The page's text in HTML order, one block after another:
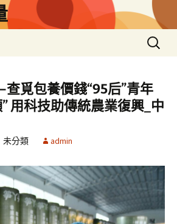
搜
尋
鍵
字:
覓包養價錢“95后”青年
用科技助傳統農業復興_中
未分類 admin